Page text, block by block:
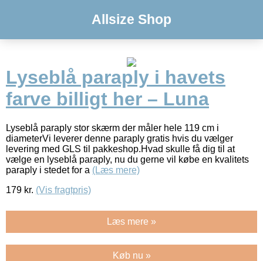
Allsize Shop
Lyseblå paraply i havets
farve billigt her – Luna
Lyseblå paraply stor skærm der måler hele 119 cm i
diameterVi leverer denne paraply gratis hvis du vælger
levering med GLS til pakkeshop.Hvad skulle få dig til at
vælge en lyseblå paraply, nu du gerne vil købe en kvalitets
paraply i stedet for a (Læs mere)
179 kr. (Vis fragtpris)
Læs mere »
Køb nu »